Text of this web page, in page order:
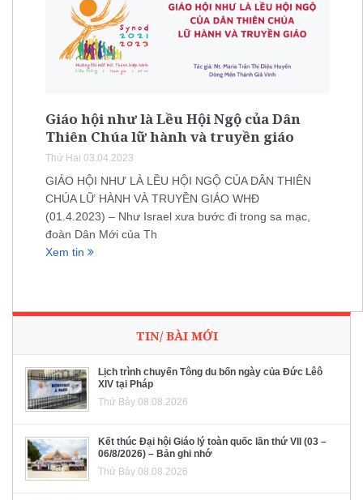
Giáo hội như là Lều Hội Ngộ của Dân
Thiên Chúa lữ hành và truyền giáo
Thứ Hai 03.04.2023
GIÁO HỘI NHƯ LÀ LỀU HỘI NGỘ CỦA DÂN THIÊN
CHÚA LỮ HÀNH VÀ TRUYỀN GIÁO WHĐ
(01.4.2023) – Như Israel xưa bước đi trong sa mạc,
đoàn Dân Mới của Th
Xem tin
TIN/ BÀI MỚI
Lịch trình chuyến Tông du bốn ngày của Đức Lêô
XIV tại Pháp
Thứ Bảy 08.08.2026
Kết thúc Đại hội Giáo lý toàn quốc lần thứ VII (03 –
06/8/2026) – Bản ghi nhớ
Thứ Bảy 08.08.2026